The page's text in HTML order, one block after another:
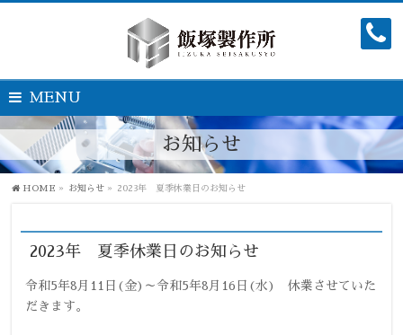
MENU
お知らせ
HOME » お知らせ » 2023年 夏季休業日のお知らせ
2023年 夏季休業日のお知らせ
令和5年8月11日(金)～令和5年8月16日(水) 休業させていた
だきます。